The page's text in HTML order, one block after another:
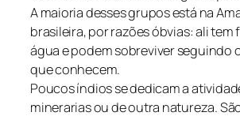
A maioria desses grupos está na
brasileira, por razões óbvias: ali tem
água e podem sobreviver seguindo
que conhecem.
Poucos índios se dedicam a
minerarias ou de outra natureza.